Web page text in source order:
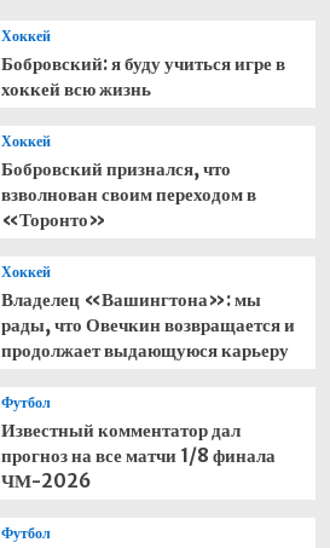
Хоккей
Бобровский: я буду учиться игре в
хоккей всю жизнь
Хоккей
Бобровский признался, что
взволнован своим переходом в
«Торонто»
Хоккей
Владелец «Вашингтона»: мы
рады, что Овечкин возвращается и
продолжает выдающуюся карьеру
Футбол
Известный комментатор дал
прогноз на все матчи 1/8 финала
ЧМ-2026
Футбол